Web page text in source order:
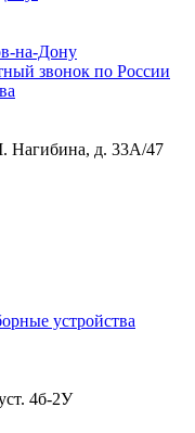
на-Дону
звонок по России
Нагибина, д. 33А/47
устройства
4б-2У